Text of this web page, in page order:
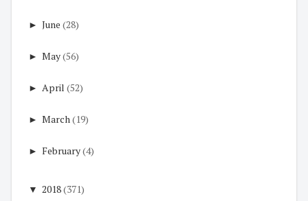
► June (28)
► May(56)
► April (52)
► March (19)
► February(4)
▼ 2018(371)